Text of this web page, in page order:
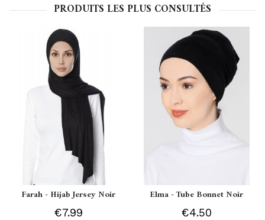
PRODUITS LES PLUS CONSULTÉS
Farah - Hijab Jersey Noir
€7.99
Elma - Tube Bonnet Noir
€4.50